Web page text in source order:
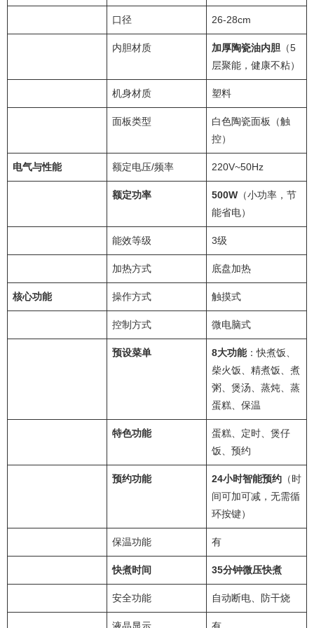
口径 26-28cm
内胆材质 加厚陶瓷油内胆 （5
层聚能，健康不粘）
机身材质 塑料
面板类型
白色陶瓷面板（触
控）
电气与性能 额定电压/频率 220V~50Hz
额定功率 500W （小功率，节
能省电）
能效等级 3级
加热方式 底盘加热
核心功能 操作方式 触摸式
控制方式 微电脑式
预设菜单 8大功能：快煮饭、
柴火饭、精煮饭、煮
粥、煲汤、蒸炖、蒸
蛋糕、保温
特色功能
蛋糕、定时、煲仔
饭、预约
预约功能 24小时智能预约 （时
间可加可减，无需循
环按键）
保温功能 有
快煮时间 35分钟微压快煮
安全功能 自动断电、防干烧